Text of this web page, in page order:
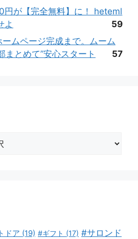
円が【完全無料】に！ heteml
よ
59
ームページ完成まで。ムーム
まとめて”安心スタート
57
ドア (19) #ギフト (17) #サロンド